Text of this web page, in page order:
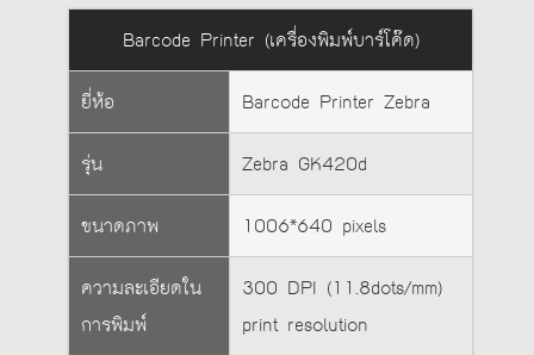
Barcode Printer (เครื่องพิมพ์บาร์โค๊ด)
ยี่ห้อ Barcode Printer Zebra
รุ่น Zebra GK420d
ขนาดภาพ 1006*640 pixels
ความละเอียดใน
การพิมพ์
300 DPI (11.8dots/mm)
print resolution